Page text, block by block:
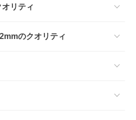
リティ
のクオリティ